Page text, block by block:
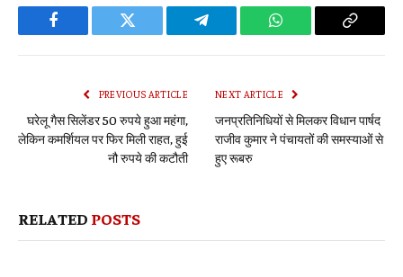
Facebook Twitter Telegram WhatsApp Copy
PREVIOUS ARTICLE
घरेलू गैस सिलेंडर 50 रुपये हुआ महंगा,
लेकिन कमर्शियल पर फिर मिली राहत, हुई
नौ रुपये की कटौती
NEXT ARTICLE
जनप्रतिनिधियों से मिलकर विधान पार्षद
राजीव कुमार ने पंचायतों की समस्याओं से
हुए रूबरु
RELATED POSTS